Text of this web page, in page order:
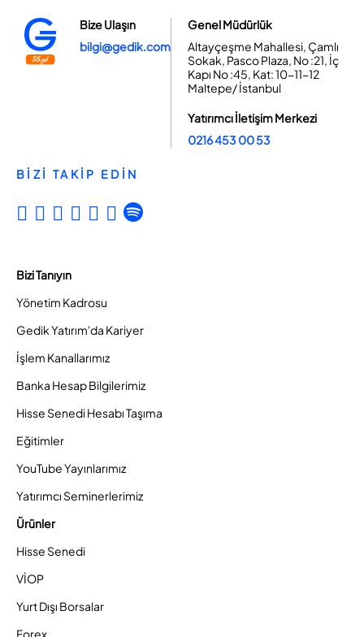
Bize Ulaşın
bilgi@gedik.com
Genel Müdürlük
Altayçeşme Mahallesi, Çamlı
Sokak, Pasco Plaza, No :21, İç
Kapı No :45, Kat: 10-11-12
Maltepe/ İstanbul
Yatırımcı İletişim Merkezi
0216 453 00 53
BİZİ TAKİP EDİN
Bizi Tanıyın
Yönetim Kadrosu
Gedik Yatırım'da Kariyer
İşlem Kanallarımız
Banka Hesap Bilgilerimiz
Hisse Senedi Hesabı Taşıma
Eğitimler
YouTube Yayınlarımız
Yatırımcı Seminerlerimiz
Ürünler
Hisse Senedi
VİOP
Yurt Dışı Borsalar
Forex